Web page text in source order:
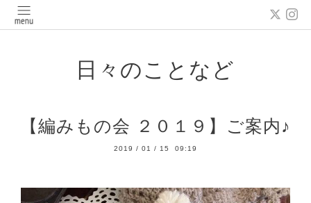
日々のことなど
【編みもの会 ２０１９】ご案内♪
2019 / 01 / 15 09:19